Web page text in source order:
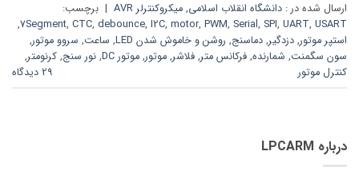
ارسال شده در : دانشگاه انقلاب اسلامی, میکروکنترلر AVR | برچسب:
7Segment, CTC, debounce, I2C, motor, PWM, Serial, SPI, UART, USART
,
استپر موتور, دزدگیر, دماسنج, روشن و خاموش شدن LED , ساعت, سروو موتور,
سون سگمنت, شمارنده, فرکانس متر, فلاشر, موتور, موتور DC , نور سنج, کرنومتر,
کنترل موتور
29 دیدگاه
درباره LPCARM